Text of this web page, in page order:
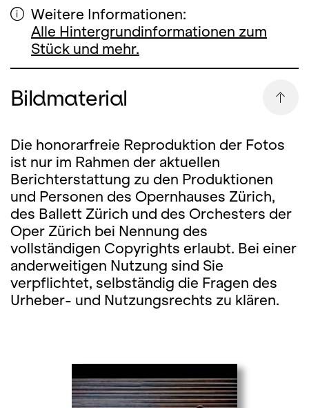
Weitere Informationen:
Alle Hintergrundinformationen zum
Stück und mehr.
Bildmaterial
Die honorarfreie Reproduktion der Fotos
ist nur im Rahmen der aktuellen
Berichterstattung zu den Produktionen
und Personen des Opernhauses Zürich,
des Ballett Zürich und des Orchesters der
Oper Zürich bei Nennung des
vollständigen Copyrights erlaubt. Bei einer
anderweitigen Nutzung sind Sie
verpflichtet, selbständig die Fragen des
Urheber- und Nutzungsrechts zu klären.